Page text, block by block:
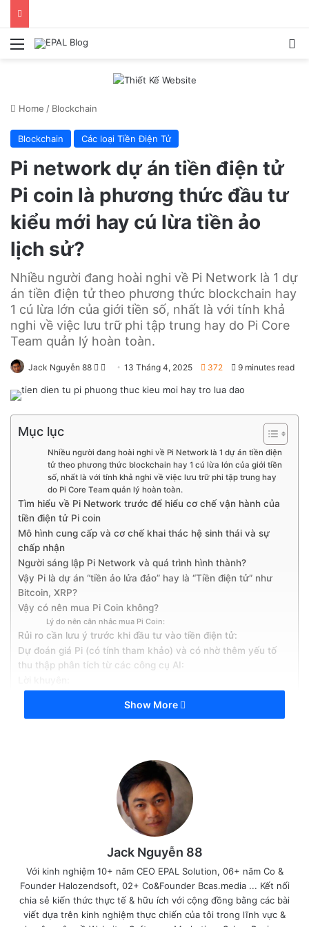
Menu
Home / Blockchain
Blockchain Các loại Tiền Điện Tử
Pi network dự án tiền điện tử
Pi coin là phương thức đầu tư
kiểu mới hay cú lừa tiền ảo
lịch sử?
Nhiều người đang hoài nghi về Pi Network là 1 dự
án tiền điện tử theo phương thức blockchain hay
1 cú lừa lớn của giới tiền số, nhất là với tính khả
nghi về việc lưu trữ phi tập trung hay do Pi Core
Team quản lý hoàn toàn.
Jack Nguyễn 88
F
l
w
o
n
X
d
n
e
m
a
l
13 Tháng 4, 2025 372 9 minutes read
Mục lục
Nhiều người đang hoài nghi về Pi Network là 1 dự án tiền điện
tử theo phương thức blockchain hay 1 cú lừa lớn của giới tiền
số, nhất là với tính khả nghi về việc lưu trữ phi tập trung hay
do Pi Core Team quản lý hoàn toàn.
Tìm hiểu về Pi Network trước để hiểu cơ chế vận hành của
tiền điện tử Pi coin
Mô hình cung cấp và cơ chế khai thác hệ sinh thái và sự
chấp nhận
Người sáng lập Pi Network và quá trình hình thành?
Vậy Pi là dự án “tiền ảo lửa đảo” hay là “Tiền điện tử” như
Bitcoin, XRP?
Vậy có nên mua Pi Coin không?
Lý do nên cân nhắc mua Pi Coin:
Rủi ro cần lưu ý trước khi đầu tư vào tiền điện tử:
Dự đoán giá Pi (có tính tham khảo) và có nhờ thêm yếu tố
thu thập phân tích từ các công cụ AI:
Nhiều người đang hoài nghi về Pi Network là 1 dự
về việc lưu trữ phi tập trung hay do Pi Core Team
Tìm hiểu về Pi Network trước để
hiểu cơ chế vận hành của tiền
điện tử Pi coin
Pi Network là một nền tảng tiền điện tử xã hội,nền tảng
Show More
Jack Nguyễn 88
Với kinh nghiệm 10+ năm CEO EPAL Solution, 06+ năm Co &
Founder Halozendsoft, 02+ Co&Founder Bcas.media ... Kết nối
chia sẻ kiến thức thực tế & hữu ích với cộng đồng bằng các bài
viết dựa trên kinh nghiệm thực chiến của tôi trong lĩnh vực &